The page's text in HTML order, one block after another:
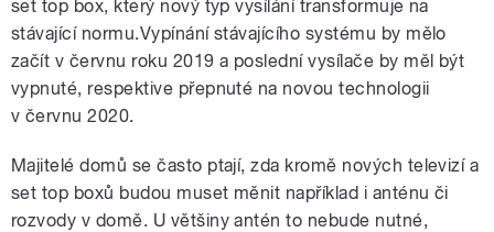
set top box, který nový typ vysílání transformuje na
stávající normu.Vypínání stávajícího systému by mělo
začít v červnu roku 2019 a poslední vysílače by měl být
vypnuté, respektive přepnuté na novou technologii
v červnu 2020.
Majitelé domů se často ptají, zda kromě nových televizí a
set top boxů budou muset měnit například i anténu či
rozvody v domě. U většiny antén to nebude nutné,